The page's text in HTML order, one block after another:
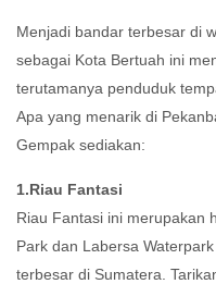
Menjadi bandar terbesar di
sebagai Kota Bertuah ini
terutamanya penduduk
Apa yang menarik di
Gempak sediakan:
1.Riau Fantasi
Riau Fantasi ini merupakan
Park dan Labersa
terbesar di Sumatera.